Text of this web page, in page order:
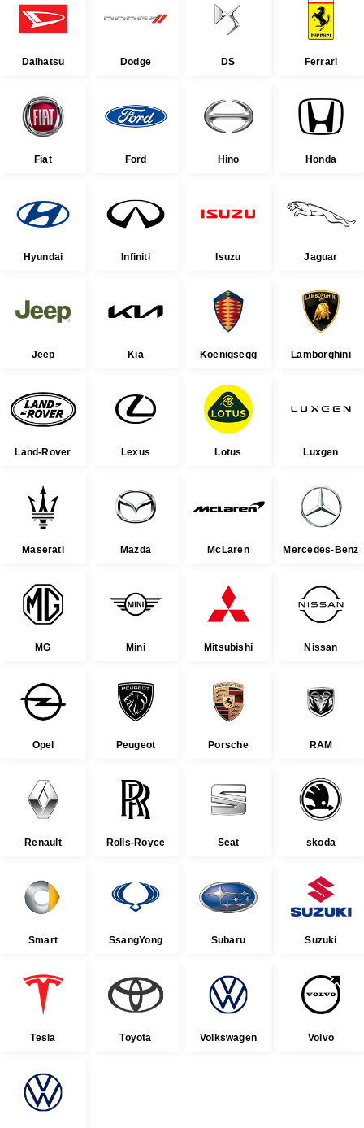
Daihatsu Dodge DS Ferrari
Fiat Ford Hino Honda
Hyundai Infiniti Isuzu Jaguar
Jeep Kia Koenigsegg Lamborghini
Land-Rover Lexus Lotus Luxgen
Maserati Mazda McLaren Mercedes-Benz
MG Mini Mitsubishi Nissan
Opel Peugeot Porsche RAM
Renault Rolls-Royce Seat skoda
Smart SsangYong Subaru Suzuki
Tesla Toyota Volkswagen Volvo